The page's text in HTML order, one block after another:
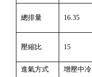
總排量 16.35
壓縮比 15
進氣方式 增壓中冷